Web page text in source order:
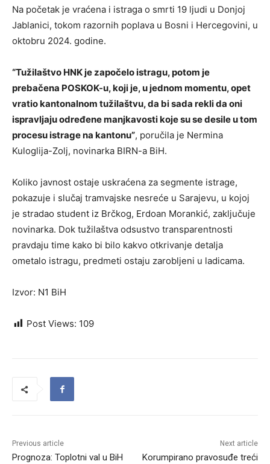
Na početak je vraćena i istraga o smrti 19 ljudi u Donjoj
Jablanici, tokom razornih poplava u Bosni i Hercegovini, u
oktobru 2024. godine.
“Tužilaštvo HNK je započelo istragu, potom je
prebačena POSKOK-u, koji je, u jednom momentu, opet
vratio kantonalnom tužilaštvu, da bi sada rekli da oni
ispravljaju određene manjkavosti koje su se desile u tom
procesu istrage na kantonu”, poručila je Nermina
Kuloglija-Zolj, novinarka BIRN-a BiH.
Koliko javnost ostaje uskraćena za segmente istrage,
pokazuje i slučaj tramvajske nesreće u Sarajevu, u kojoj
je stradao student iz Brčkog, Erdoan Morankić, zaključuje
novinarka. Dok tužilaštva odsustvo transparentnosti
pravdaju time kako bi bilo kakvo otkrivanje detalja
ometalo istragu, predmeti ostaju zarobljeni u ladicama.
Izvor: N1 BiH
Post Views: 109
Previous article
Prognoza: Toplotni val u BiH
Next article
Korumpirano pravosuđe treći